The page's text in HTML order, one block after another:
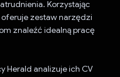
Korzystając
zestaw narzędzi
znaleźć idealną pracę
Herald analizuje ich CV